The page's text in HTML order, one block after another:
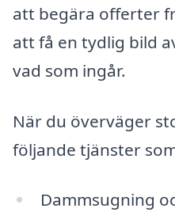
att begära offerter
att få en tydlig bild
vad som ingår.
När du överväger
följande tjänster
Dammsugning